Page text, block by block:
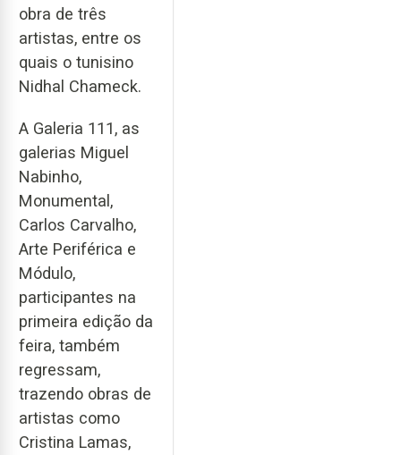
obra de três
artistas, entre os
quais o tunisino
Nidhal Chameck.
A Galeria 111, as
galerias Miguel
Nabinho,
Monumental,
Carlos Carvalho,
Arte Periférica e
Módulo,
participantes na
primeira edição da
feira, também
regressam,
trazendo obras de
artistas como
Cristina Lamas,